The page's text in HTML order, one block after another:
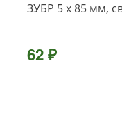
ЗУБР 5 x 85 мм,
62 ₽